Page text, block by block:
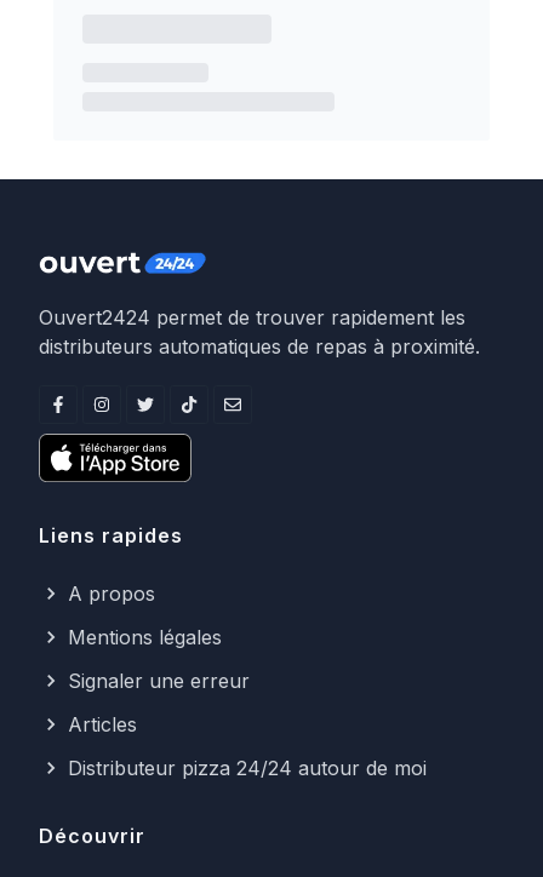
Ouvert2424 permet de trouver rapidement les
distributeurs automatiques de repas à proximité.
Liens rapides
A propos
Mentions légales
Signaler une erreur
Articles
Distributeur pizza 24/24 autour de moi
Découvrir